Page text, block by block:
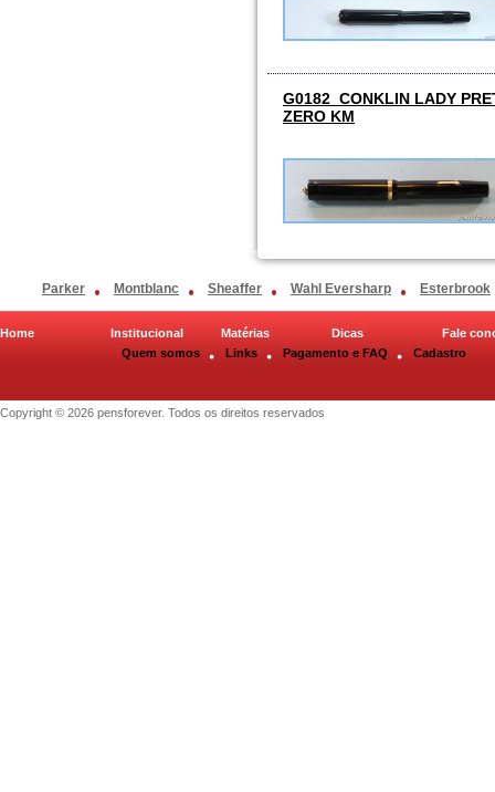
G0182 CONKLIN LADY
ZERO KM
Parker Montblanc Sheaffer Wahl Eversharp Esterbrook
Home
Institucional
Quem somos
Links Pagamento e FAQ Cadastro
Matérias Dicas Fale
Copyright © 2026 pensforever. Todos os direitos reservados